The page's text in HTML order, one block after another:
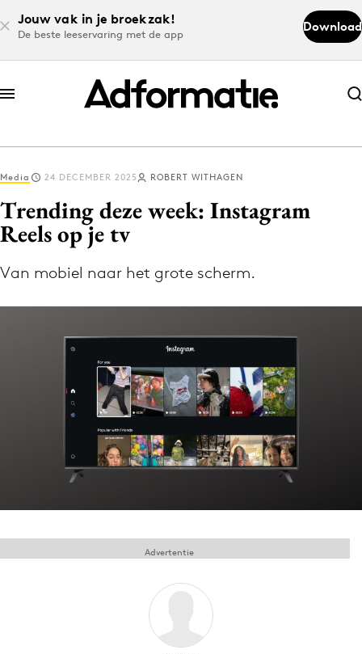
Jouw vak in je broekzak!
De beste leeservaring met de app
Download
Abonneer nu
Abonneer nu
Log in
Volg het laatste nieuws via de Adformatie
9 sept: GenAI-training
12 nov: MarketingLive!
Events
Media 24 DECEMBER 2025 ROBERT WITHAGEN
Trending deze week: Instagram
Reels op je tv
Van mobiel naar het grote scherm.
Advertentie